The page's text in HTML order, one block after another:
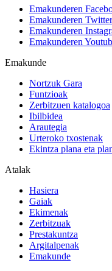
Emakunderen
Emakunderen
Emakunderen
Emakunderen
Emakunde
Nortzuk Gara
Funtzioak
Zerbitzuen katalogoa
Ibilbidea
Arautegia
Urteroko txostenak
Ekintza plana eta
Atalak
Hasiera
Gaiak
Ekimenak
Zerbitzuak
Prestakuntza
Argitalpenak
Emakunde